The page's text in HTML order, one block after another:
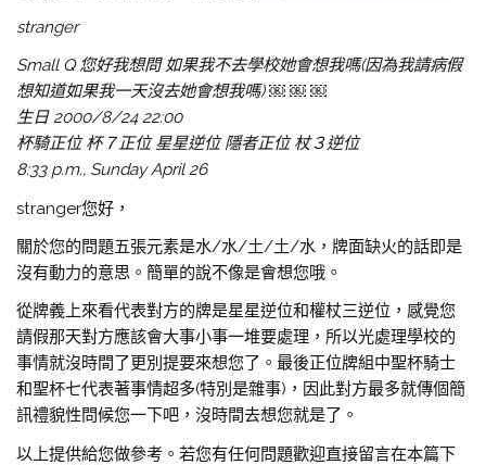
stranger
Small Q 您好我想問 如果我不去學校她會想我嗎(因為我請病假
想知道如果我一天沒去她會想我嗎) ￼ ￼ ￼
生日 2000/8/24 22:00
杯騎正位 杯７正位 星星逆位 隱者正位 杖３逆位
8:33 p.m., Sunday April 26
stranger您好，
關於您的問題五張元素是水/水/土/土/水，牌面缺火的話即是
沒有動力的意思。簡單的說不像是會想您哦。
從牌義上來看代表對方的牌是星星逆位和權杖三逆位，感覺您
請假那天對方應該會大事小事一堆要處理，所以光處理學校的
事情就沒時間了更別提要來想您了。最後正位牌組中聖杯騎士
和聖杯七代表著事情超多(特別是雜事)，因此對方最多就傳個簡
訊禮貌性問候您一下吧，沒時間去想您就是了。
以上提供給您做參考。若您有任何問題歡迎直接留言在本篇下